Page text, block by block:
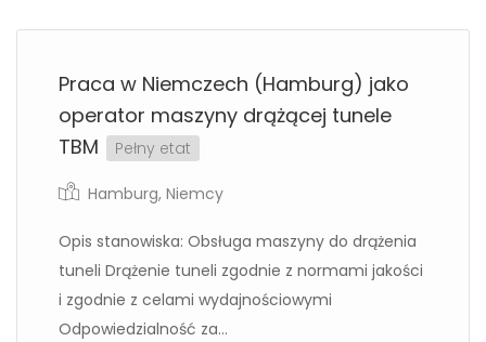
Praca w Niemczech (Hamburg) jako
operator maszyny drążącej tunele
TBM
Pełny etat
Hamburg, Niemcy
Opis stanowiska: Obsługa maszyny do drążenia
tuneli Drążenie tuneli zgodnie z normami jakości
i zgodnie z celami wydajnościowymi
Odpowiedzialność za...